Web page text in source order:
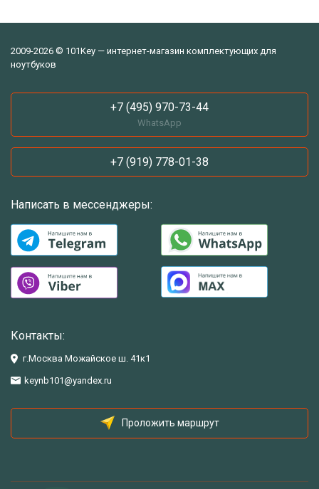
2009-2026 © 101Key — интернет-магазин комплектующих для
ноутбуков
+7 (495) 970-73-44
WhatsApp
+7 (919) 778-01-38
Написать в мессенджеры:
Контакты:
г.Москва Можайское ш. 41к1
keynb101@yandex.ru
Проложить маршрут